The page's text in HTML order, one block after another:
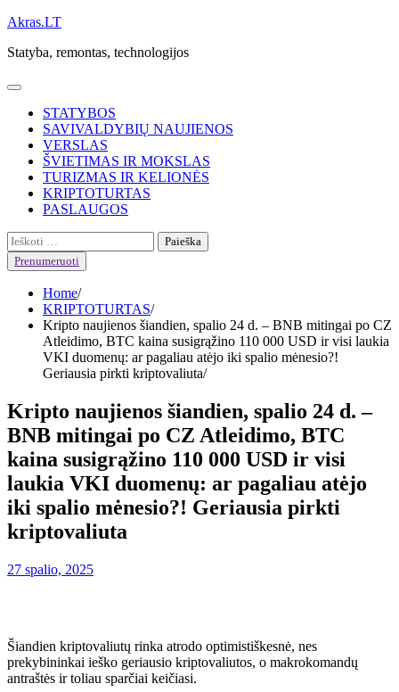
Skip
content
Akras.LT
Statyba, remontas, technologijos
STATYBOS
SAVIVALDYBIŲ NAUJIENOS
VERSLAS
ŠVIETIMAS IR MOKSLAS
TURIZMAS IR KELIONĖS
KRIPTOTURTAS
PASLAUGOS
Ieškoti:
Prenumeruoti
Home
KRIPTOTURTAS
Kripto naujienos šiandien, spalio 24 d. – BNB mitingai po CZ
Atleidimo, BTC kaina susigrąžino 110 000 USD ir visi laukia
VKI duomenų: ar pagaliau atėjo iki spalio mėnesio?!
Geriausia pirkti kriptovaliuta
Kripto naujienos šiandien, spalio 24 d. –
BNB mitingai po CZ Atleidimo, BTC
kaina susigrąžino 110 000 USD ir visi
laukia VKI duomenų: ar pagaliau atėjo
iki spalio mėnesio?! Geriausia pirkti
kriptovaliuta
27 spalio, 2025
Šiandien kriptovaliutų rinka atrodo optimistiškesnė, nes
prekybininkai ieško geriausio kriptovaliutos, o makrokomandų
antraštės ir toliau sparčiai keičiasi.